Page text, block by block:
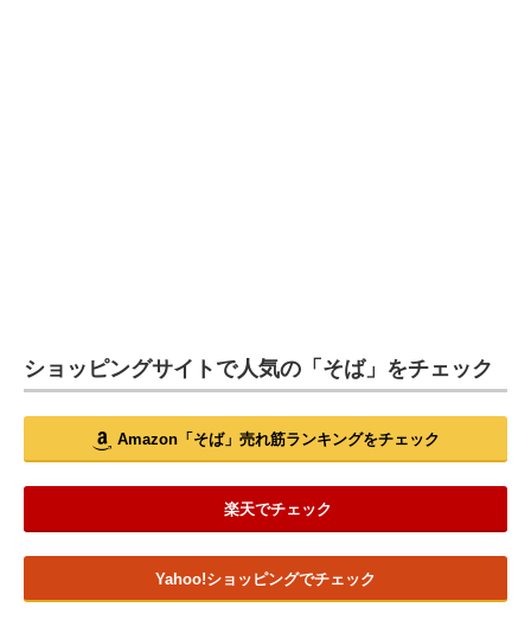
ショッピングサイトで人気の「そば」をチェック
Amazon「そば」売れ筋ランキングをチェック
楽天でチェック
Yahoo!ショッピングでチェック